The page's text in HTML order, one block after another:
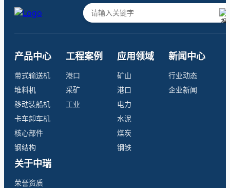
产品中心
带式输送机
堆料机
移动装船机
卡车卸车机
核心部件
钢结构
工程案例
港口
采矿
工业
应用领域
矿山
港口
电力
水泥
煤炭
钢铁
新闻中心
行业动态
企业新闻
关于中瑞
荣誉资质